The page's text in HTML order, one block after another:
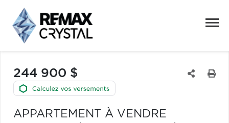
244 900 $
APPARTEMENT À VENDRE